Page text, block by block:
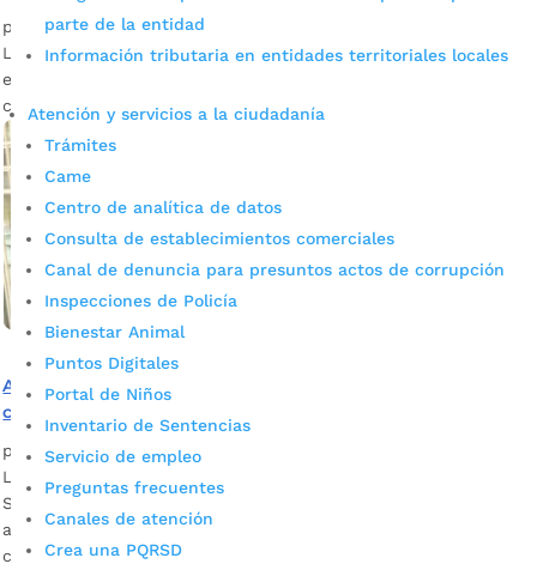
parte de la entidad
Información tributaria en entidades territoriales locales
Atención y servicios a la ciudadanía
Trámites
Came
Centro de analítica de datos
Consulta de establecimientos comerciales
Canal de denuncia para presuntos actos de corrupción
Inspecciones de Policía
Bienestar Animal
Puntos Digitales
Portal de Niños
Inventario de Sentencias
Servicio de empleo
Preguntas frecuentes
Canales de atención
Crea una PQRSD
por Daniel Leonardo Quintero Duarte
Las estaciones de combustible deben vender la cantidad
exacta por la que los conductores están pagando, de lo
contrario podrían acarrear procesos sancionatorios.
Alcaldía de Bucaramanga, junto con las SIC, adelantan la
campaña Diálogo Ciudadano
por Alcaldía de Bucaramanga
La Administración Municipal, en articulación con la
Superintendencia de Industria y Comercio, SIC, vienen
adelantando una campaña pedagógica y preventiva con los
comerciantes para que conozcan sus obligaciones y